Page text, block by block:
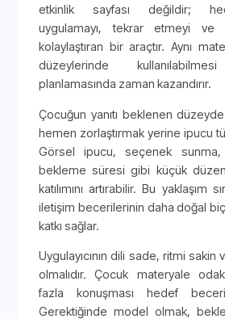
etkinlik sayfası değildir;
uygulamayı, tekrar etmeyi ve
kolaylaştıran bir araçtır. Aynı
düzeylerinde
planlamasında zaman kazandırır.
Çocuğun yanıtı beklenen
hemen zorlaştırmak yerine ipucu
Görsel ipucu, seçenek
bekleme süresi gibi küçük
katılımını artırabilir. Bu yaklaşım
iletişim becerilerinin daha doğal
katkı sağlar.
Uygulayıcının dili sade, ritmi sakin
olmalıdır. Çocuk materyale
fazla konuşması hedef
Gerektiğinde model olmak,